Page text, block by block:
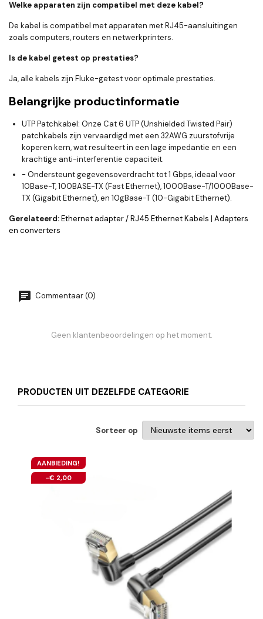
Welke apparaten zijn compatibel met deze kabel?
De kabel is compatibel met apparaten met RJ45-aansluitingen
zoals computers, routers en netwerkprinters.
Is de kabel getest op prestaties?
Ja, alle kabels zijn Fluke-getest voor optimale prestaties.
Belangrijke productinformatie
UTP Patchkabel: Onze Cat 6 UTP (Unshielded Twisted Pair)
patchkabels zijn vervaardigd met een 32AWG zuurstofvrije
koperen kern, wat resulteert in een lage impedantie en een
krachtige anti-interferentie capaciteit.
- Ondersteunt gegevensoverdracht tot 1 Gbps, ideaal voor
10Base-T, 100BASE-TX (Fast Ethernet), 1000Base-T/1000Base-
TX (Gigabit Ethernet), en 10gBase-T (10-Gigabit Ethernet).
Gerelateerd:Ethernet adapter / RJ45 Ethernet Kabels | Adapters
en converters
Commentaar (0)
Geen klantenbeoordelingen op het moment.
PRODUCTEN UIT DEZELFDE CATEGORIE
Sorteer op
AANBIEDING!
-€ 2,00